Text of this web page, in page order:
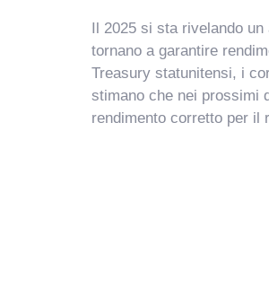
Il 2025 si sta rivelando
tornano a garantire
Treasury statunitensi, i
stimano che nei prossimi
rendimento corretto per il